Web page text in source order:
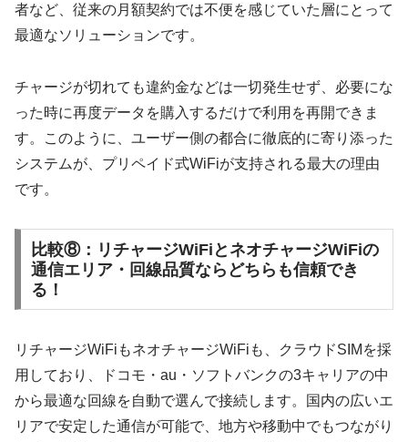
者など、従来の月額契約では不便を感じていた層にとって
最適なソリューションです。
チャージが切れても違約金などは一切発生せず、必要にな
った時に再度データを購入するだけで利用を再開できま
す。このように、ユーザー側の都合に徹底的に寄り添った
システムが、プリペイド式WiFiが支持される最大の理由
です。
比較⑧：リチャージWiFiとネオチャージWiFiの
通信エリア・回線品質ならどちらも信頼でき
る！
リチャージWiFiもネオチャージWiFiも、クラウドSIMを採
用しており、ドコモ・au・ソフトバンクの3キャリアの中
から最適な回線を自動で選んで接続します。国内の広いエ
リアで安定した通信が可能で、地方や移動中でもつながり